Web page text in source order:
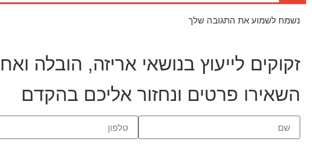
נשמח לשמוע את התגובה שלך
זקוקים לייעוץ בנושאי אריזה, הובלה
השאירו פרטים ונחזור אליכם בהקדם